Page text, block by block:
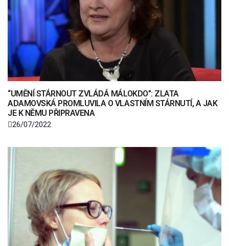
“UMĚNÍ STÁRNOUT ZVLÁDÁ MÁLOKDO”: ZLATA
ADAMOVSKÁ PROMLUVILA O VLASTNÍM STÁRNUTÍ, A JAK
JE K NĚMU PŘIPRAVENA
26/07/2022